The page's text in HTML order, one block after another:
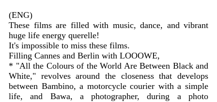
(ENG)
These films are filled with music, dance, and vibrant
huge life energy querelle!
It's impossible to miss these films.
Filling Cannes and Berlin with LOOOWE,
* "All the Colours of the World Are Between Black and
White," revolves around the closeness that develops
between Bambino, a motorcycle courier with a simple
life, and Bawa, a photographer, during a photo